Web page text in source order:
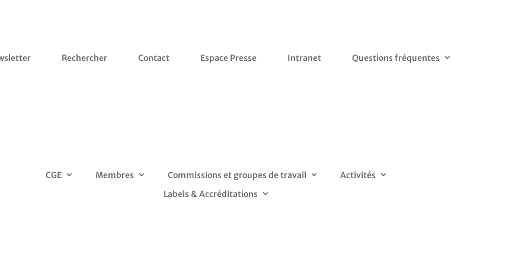
Rechercher Contact Espace Presse Intranet Questions fréquentes
CGE Membres Commissions et groupes de travail
Activités
Labels & Accréditations